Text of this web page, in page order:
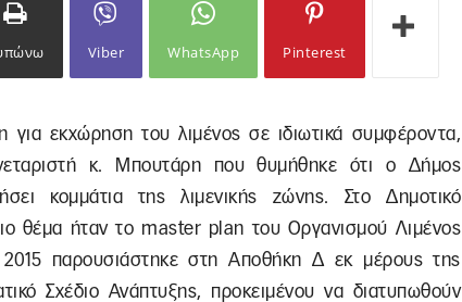
Viber WhatsApp Pinterest
εκχώρηση του λιμένος σε ιδιωτικά συμφέροντα,
κ. Μπουτάρη που θυμήθηκε ότι ο Δήμος
κομμάτια της λιμενικής ζώνης. Στο Δημοτικό
θέμα ήταν το master plan του Οργανισμού Λιμένος
2015 παρουσιάστηκε στη Αποθήκη Δ εκ μέρους της
Σχέδιο Ανάπτυξης, προκειμένου να διατυπωθούν